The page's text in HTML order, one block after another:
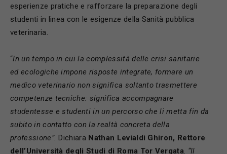
esperienze pratiche e rafforzare la preparazione degli
studenti in linea con le esigenze della Sanità pubblica
veterinaria.
“In un tempo in cui la complessità delle crisi sanitarie
ed ecologiche impone risposte integrate, formare un
medico veterinario non significa soltanto trasmettere
competenze tecniche: significa accompagnare
studentesse e studenti in un percorso che li metta fin da
subito in contatto con la realtà concreta della
professione”.Dichiara Nathan Levialdi Ghiron, Rettore
dell’Università degli Studi di Roma Tor Vergata. “Il